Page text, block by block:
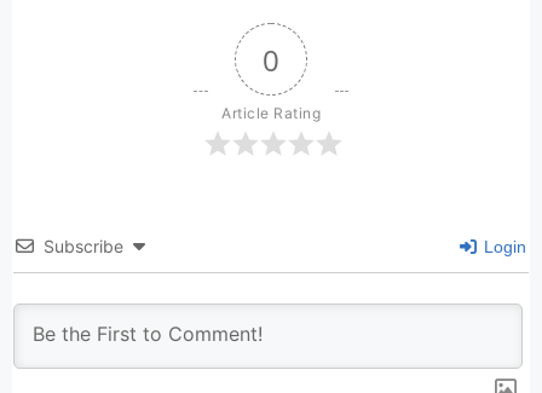
0
Article Rating
Subscribe Login